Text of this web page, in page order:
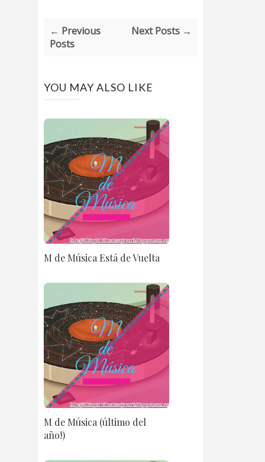
← Previous
Posts
Next Posts →
YOU MAY ALSO LIKE
M de Música Está de Vuelta
M de Música (último del
año!)